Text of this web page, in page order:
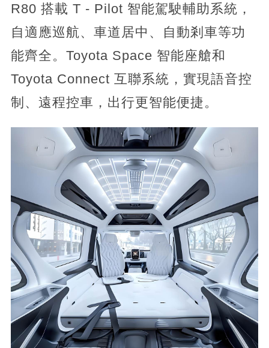
R80 搭載 T - Pilot 智能駕駛輔助系統，
自適應巡航、車道居中、自動剎車等功
能齊全。Toyota Space 智能座艙和
Toyota Connect 互聯系統，實現語音控
制、遠程控車，出行更智能便捷。​